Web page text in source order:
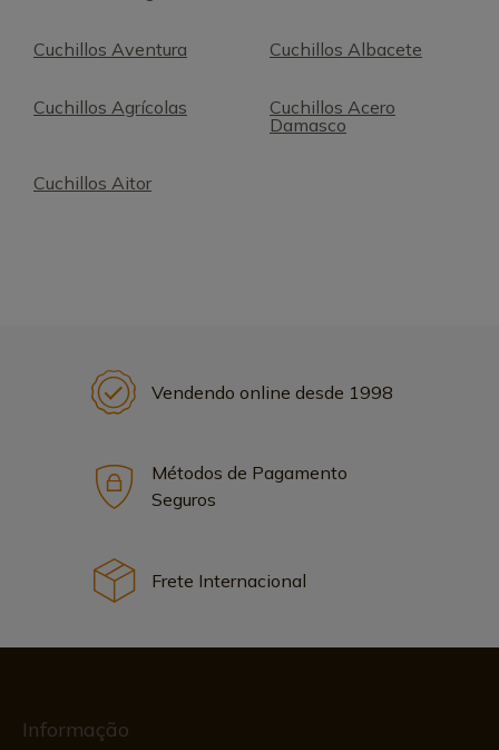
Cuchillos Aventura Cuchillos Albacete
Cuchillos Agrícolas
Cuchillos Acero
Damasco
Cuchillos Aitor
Vendendo online desde 1998
Métodos de Pagamento
Seguros
Frete Internacional
Informação